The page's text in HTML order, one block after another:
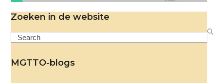
Zoeken in de website
Search
MGTTO-blogs